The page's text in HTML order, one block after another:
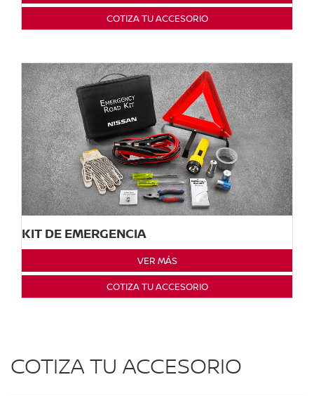
COTIZA TU ACCESORIO
KIT DE EMERGENCIA
VER MÁS
COTIZA TU ACCESORIO
COTIZA TU ACCESORIO